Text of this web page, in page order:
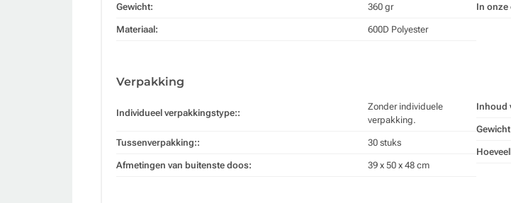
Gewicht: 360 gr
Materiaal: 600D Polyester
In onze
Verpakking
Individueel verpakkingstype::
Zonder individuele
verpakking.
Tussenverpakking:: 30 stuks
Afmetingen van buitenste doos: 39 x 50 x 48 cm
Inhoud